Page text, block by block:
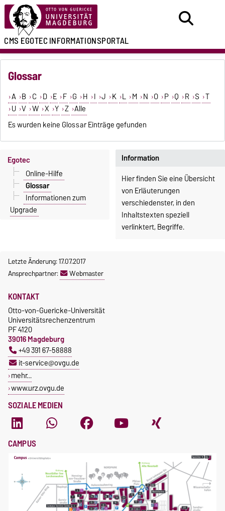
CMS EGOTECINFORMATIONSPORTAL
Glossar
A B C D E F G H I J K L M N O P Q R S T
U V W X Y Z Alle
Es wurden keine Glossar Einträge gefunden
Information
Hier finden Sie eine Übersicht
von Erläuterungen
verschiedenster, in den
Inhaltstexten speziell
verlinktert, Begriffe.
Egotec
Online-Hilfe
Glossar
Informationen zum
Upgrade
Letzte Änderung: 17.07.2017
Ansprechpartner:
Webmaster
SOZIALE MEDIEN
KONTAKT
Otto-von-Guericke-Universität
Universitätsrechenzentrum
PF 4120
39016 Magdeburg
+49 391 67-58888
it-service@ovgu.de
mehr…
www.urz.ovgu.de
CAMPUS